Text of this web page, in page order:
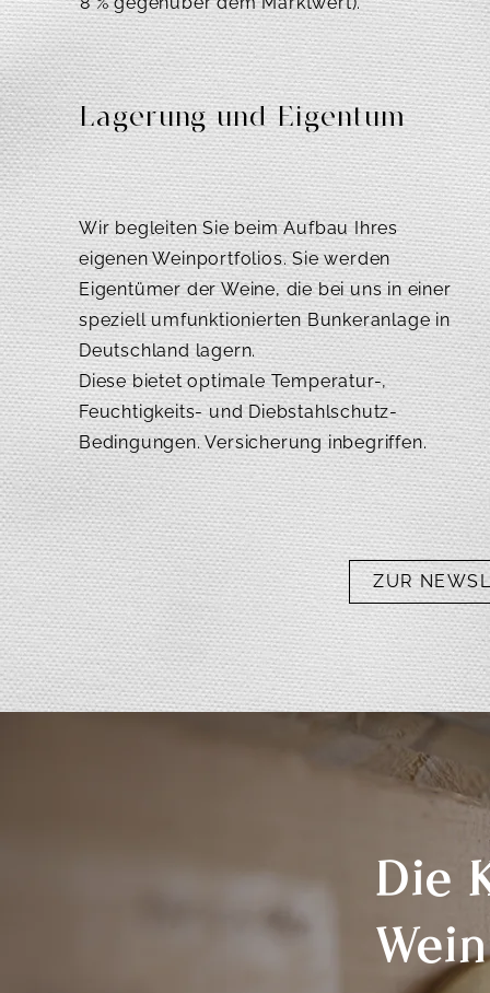
Lagerung und Eigentum
Wir begleiten Sie beim Aufbau Ihres
eigenen Weinportfolios. Sie werden
Eigentümer der Weine, die bei uns in einer
speziell umfunktionierten Bunkeranlage in
Deutschland lagern.
Diese bietet optimale Temperatur-,
Feuchtigkeits- und Diebstahlschutz-
Bedingungen. Versicherung inbegriffen.
ZUR
Die